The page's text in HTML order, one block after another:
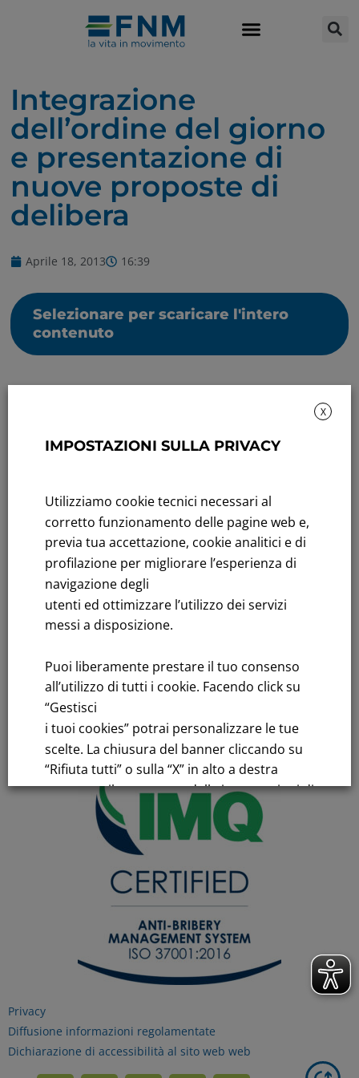
Integrazione
dell’ordine del giorno
e presentazione di
nuove proposte di
delibera
Aprile 18, 2013 16:39
Selezionare per scaricare l'intero
contenuto
Andamento titolo: Il titolo in Borsa
Bandi di gara: Ultimi bandi
FNM S.p.A.
Sede in Milano, Piazzale Cadorna, 14
fnm@legalmail.it
Iscrizione Registro Imprese
Privacy
Diffusione informazioni regolamentate
Dichiarazione di accessibilità al sito web web
X
IMPOSTAZIONI SULLA PRIVACY
Utilizziamo cookie tecnici necessari al
corretto funzionamento delle pagine web e,
previa tua accettazione, cookie analitici e di
profilazione per migliorare l’esperienza di
navigazione degli
utenti ed ottimizzare l’utilizzo dei servizi
messi a disposizione.
Puoi liberamente prestare il tuo consenso
all’utilizzo di tutti i cookie. Facendo click su
“Gestisci
i tuoi cookies” potrai personalizzare le tue
scelte. La chiusura del banner cliccando su
“Rifiuta tutti” o sulla “X” in alto a destra
comporta il permanere delle impostazioni di
default e la continuazione della navigazione
in assenza di cookie o altri strumenti di
tracciamento diversi da quelli tecnici.
Per maggiori informazioni consulta la
Informativa sui dati personali e cookie
privacy